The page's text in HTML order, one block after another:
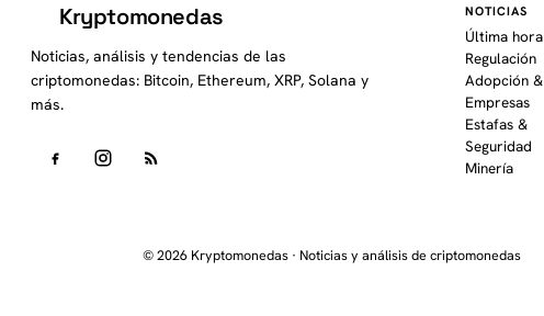
Kryptomonedas
Noticias, análisis y tendencias de las
criptomonedas: Bitcoin, Ethereum, XRP, Solana y
más.
NOTICIAS
Última hora
Regulación
Adopción &
Empresas
Estafas &
Seguridad
Minería
© 2026 Kryptomonedas · Noticias y análisis de criptomonedas